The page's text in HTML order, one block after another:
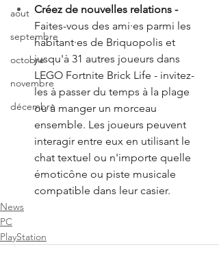
aout
septembre
octobre
novembre
décembre
Créez de nouvelles relations -
Faites-vous des ami·es parmi les
habitant·es de Briquopolis et
jusqu'à 31 autres joueurs dans
LEGO Fortnite Brick Life - invitez-
les à passer du temps à la plage
ou à manger un morceau
ensemble. Les joueurs peuvent
interagir entre eux en utilisant le
chat textuel ou n'importe quelle
émoticône ou piste musicale
compatible dans leur casier.
News
PC
PlayStation